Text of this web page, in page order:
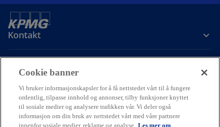
Kontakt
Om oss
Karriere
o
o
o
Cookie banner
Vi bruker informasjonskapsler for å få nettstedet vårt til å fungere
ordentlig, tilpasse innhold og annonser, tilby funksjoner knyttet
til sosiale medier og analysere trafikken vår. Vi deler også
informasjon om din bruk av nettstedet vårt med våre partnere
innenfor sosiale medier, reklame og analyse. Les mer om